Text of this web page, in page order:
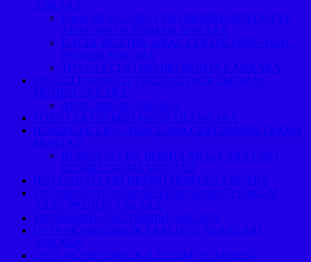
ANKARA
Dacia ARAÇLARA ÇEKİ DEMİRİ MONTAJI VE
ARAÇ PROJE FİRMASI ANKARA
DACİA ,DUSTER ,ARAÇ ÇEKİ DEMİRİ+ARAÇ
PROJESİ ANKARA
TOYOTA ÇEKİ DEMİRİ MONTAJI ANKARA
ENGELLİ APARATI TERTİBATI SÖKÜM ARAÇ
PROJESİ ANKARA
ARAÇ PROJE ANKARA
FORD ÇEKİ DEMİRİ MONTAJI ANKARA
HONDA/VE CR-V ARAÇLARA ÇEKİ DEMİRİ TAKMA
MONTAJI
HONDA ve CRV HONDA ARAÇLARA ÇEKİ
DEMİRİ TAKMA MONTAJI
HUYUNDAİ ÇEKİ DEMİRİ MONTAJI ANKARA
LPG ARAÇ OTOGAZ SİSTEMİ APARATI SÖKÜM
ARAÇ PROJESİ ANKARA
MITSUBISHI ÇEKİ DEMİRİ ANKARA
USTA MÜHENDİSLİK FAALİYET ALANLARI
ANKARA
USTA MÜHENDİSLİK İLETİŞİM VE ADRESİ